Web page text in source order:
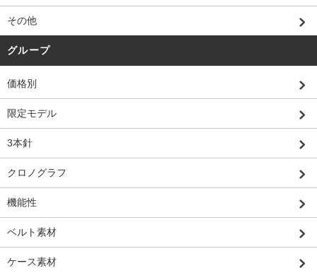
その他
グループ
価格別
限定モデル
3本針
クロノグラフ
機能性
ベルト素材
ケース素材